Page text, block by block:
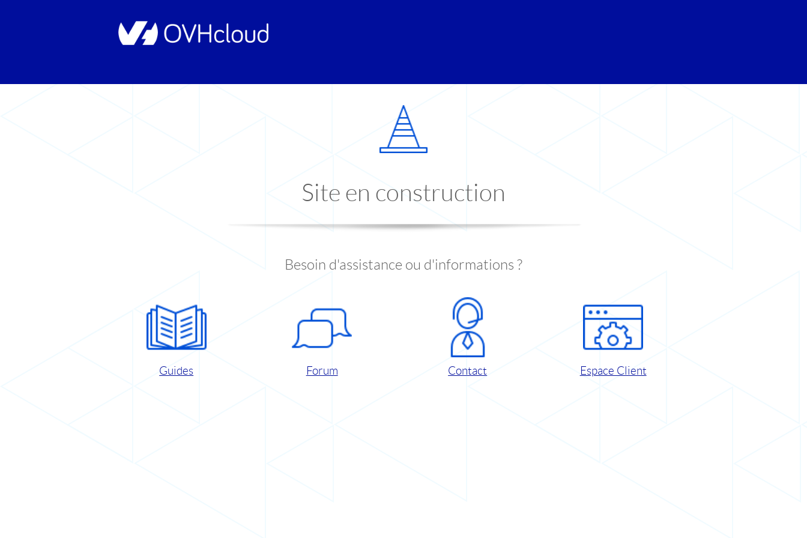
Site en construction
Besoin d'assistance ou d'informations ?
Guides Forum Contact Espace Client